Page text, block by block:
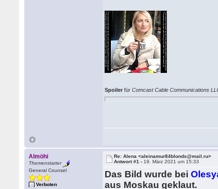
Spoiler fürComcast Cable Communications
Almöhi
Themenstarter
General Counsel
Verboten
Re: Alena <aleinamur84blonds@mail.ru>
Antwort #1 - 19. März 2021 um 15:33
Das Bild wurde bei
aus Moskau geklaut.